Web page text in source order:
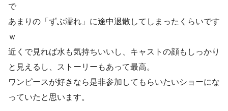
で
あまりの「ずぶ濡れ」に途中退散してしまったくらいです
ｗ
近くで見れば水も気持ちいいし、キャストの顔もしっかり
と見えるし、ストーリーもあって最高。
ワンピースが好きなら是非参加してもらいたいショーにな
っていたと思います。